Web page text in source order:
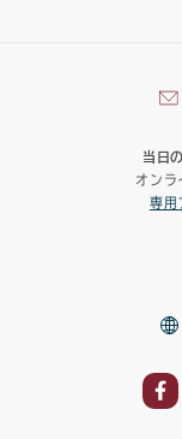
当日
オンラ
専用